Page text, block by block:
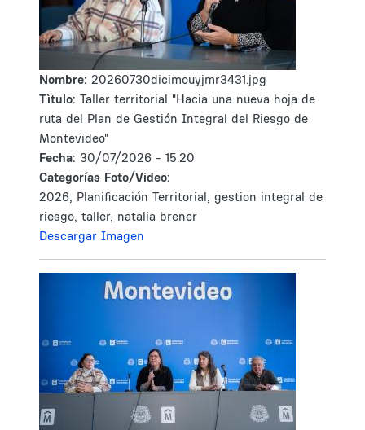
Nombre: 20260730dicimouyjmr3431.jpg
Tìtulo: Taller territorial "Hacia una nueva hoja de
ruta del Plan de Gestión Integral del Riesgo de
Montevideo"
Fecha: 30/07/2026 - 15:20
Categorías Foto/Video:
2026, Planificación Territorial, gestion integral de
riesgo, taller, natalia brener
Descargar Imagen